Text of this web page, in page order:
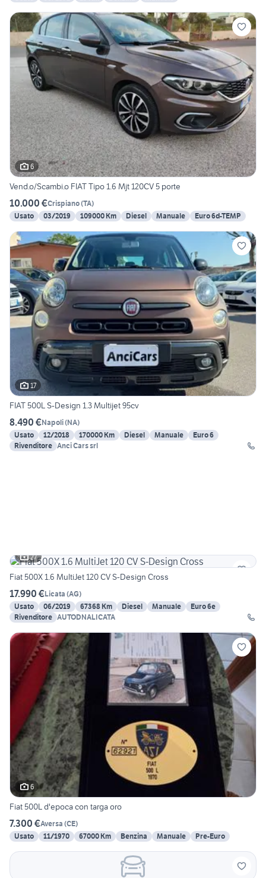
6
Vend.o/Scambi.o FIAT Tipo 1.6 Mjt 120CV 5 porte
10.000 €Crispiano(TA)
Usato
03/2019 109000 Km Diesel Manuale Euro 6d-TEMP
17
FIAT 500L S-Design 1.3 Multijet 95cv
8.490 €Napoli(NA)
Usato
12/2018 170000 Km Diesel Manuale
Euro 6
Rivenditore Anci Cars srl
27
Fiat 500X 1.6 MultiJet 120 CV S-Design Cross
17.990 €Licata (AG)
Usato
06/2019 67368 Km Diesel Manuale
Euro 6e
Rivenditore AUTODNALICATA
6
Fiat 500L d'epoca con targa oro
7.300 €Aversa (CE)
Usato
11/1970 67000 Km Benzina Manuale Pre-Euro